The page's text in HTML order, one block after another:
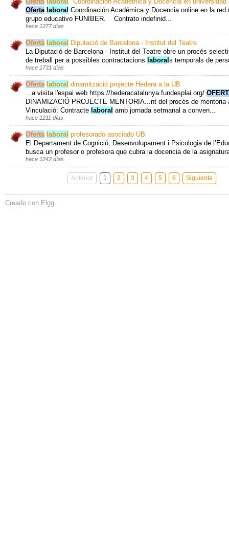
Oferta laboral Coordinación Académica y Docencia online en la red
grupo educativo FUNIBER. Contrato indefinid...
hace 1277 días
Oferta laboral Diputació de Barcelona - Institut del Teatre
La Diputació de Barcelona - Institut del Teatre obre un procés
de treball per a possibles contractacions laboral s temporals de
hace 1731 días
Oferta laboral dinamització projecte Hedera a la UB
...a visita l'espai web https://hederacatalunya.fundesplai.org/
DINAMIZACIÓ PROJECTE MENTORIA...nt del procés de mentoria
Vinculació: Contracte laboral amb jornada setmanal a conven...
hace 1211 días
Oferta laboral profesorado asociado UB
El Departament de Cognició, Desenvolupament i Psicologia de
busca un profesor o profesora que cubra la docencia de la
hace 1242 días
Anterior 1 2 3 4 5 6 Siguiente
Creado con Elgg